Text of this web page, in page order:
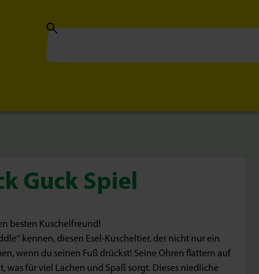
Guck Spiel
besten Kuschelfreund!
kennen, diesen Esel-Kuscheltier, der nicht nur ein
wenn du seinen Fuß drückst! Seine Ohren flattern auf
was für viel Lachen und Spaß sorgt. Dieses niedliche